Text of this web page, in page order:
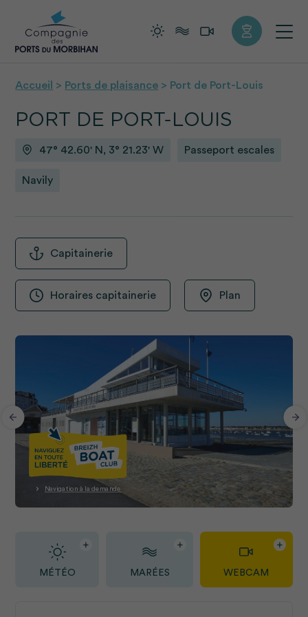
Accueil > Ports de plaisance > Port de Port-Louis
PORT DE PORT-LOUIS
47° 42.60' N, 3° 21.23' W Passeport escales
Navily
Capitainerie
Horaires capitainerie Plan
Navigation à la demande
MÉTÉO MARÉES WEBCAM